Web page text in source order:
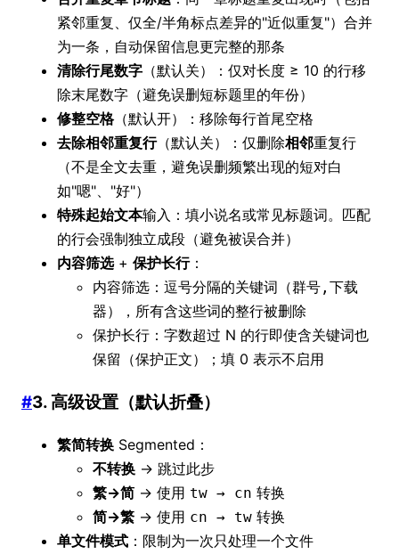
紧邻重复、仅全/半角标点差异的"近似重复"）合并
为一条，自动保留信息更完整的那条
清除行尾数字 （默认关）：仅对长度 ≥ 10 的行移
除末尾数字（避免误删短标题里的年份）
修整空格（默认开）：移除每行首尾空格
去除相邻重复行（默认关）：仅删除相邻重复行
（不是全文去重，避免误删频繁出现的短对白
如"嗯"、"好"）
特殊起始文本输入：填小说名或常见标题词。匹配
的行会强制独立成段（避免被误合并）
内容筛选+ 保护长行：
内容筛选：逗号分隔的关键词（群号,下载
器），所有含这些词的整行被删除
保护长行：字数超过 N 的行即使含关键词也
保留（保护正文）；填 0 表示不启用
#3. 高级设置（默认折叠）
繁简转换 Segmented：
不转换 → 跳过此步
繁→简 → 使用 tw → cn 转换
简→繁 → 使用 cn → tw 转换
单文件模式 ：限制为一次只处理一个文件